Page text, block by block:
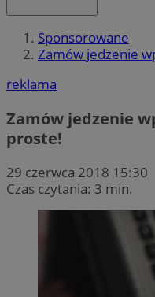
Sponsorowane
Zamów jedzenie
reklama
Zamów jedzenie
proste!
29 czerwca 2018 15:30
Czas czytania: 3 min.